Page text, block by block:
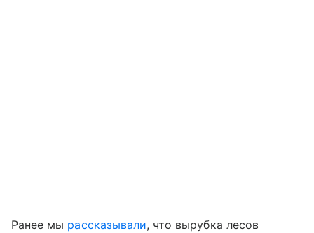
Ранее мы рассказывали, что вырубка лесов